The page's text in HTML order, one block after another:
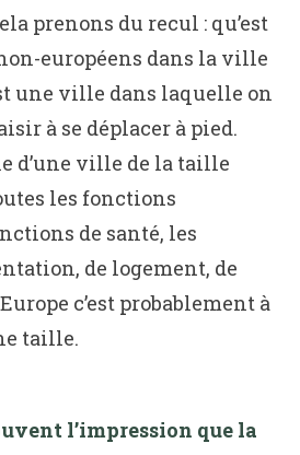
prenons du recul : qu’est
européens dans la ville
une ville dans laquelle on
à se déplacer à pied.
d’une ville de la taille
les fonctions
de santé, les
de logement, de
c’est probablement à
taille.
l’impression que la